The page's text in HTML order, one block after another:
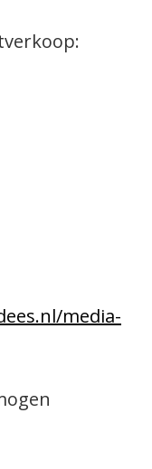
media-